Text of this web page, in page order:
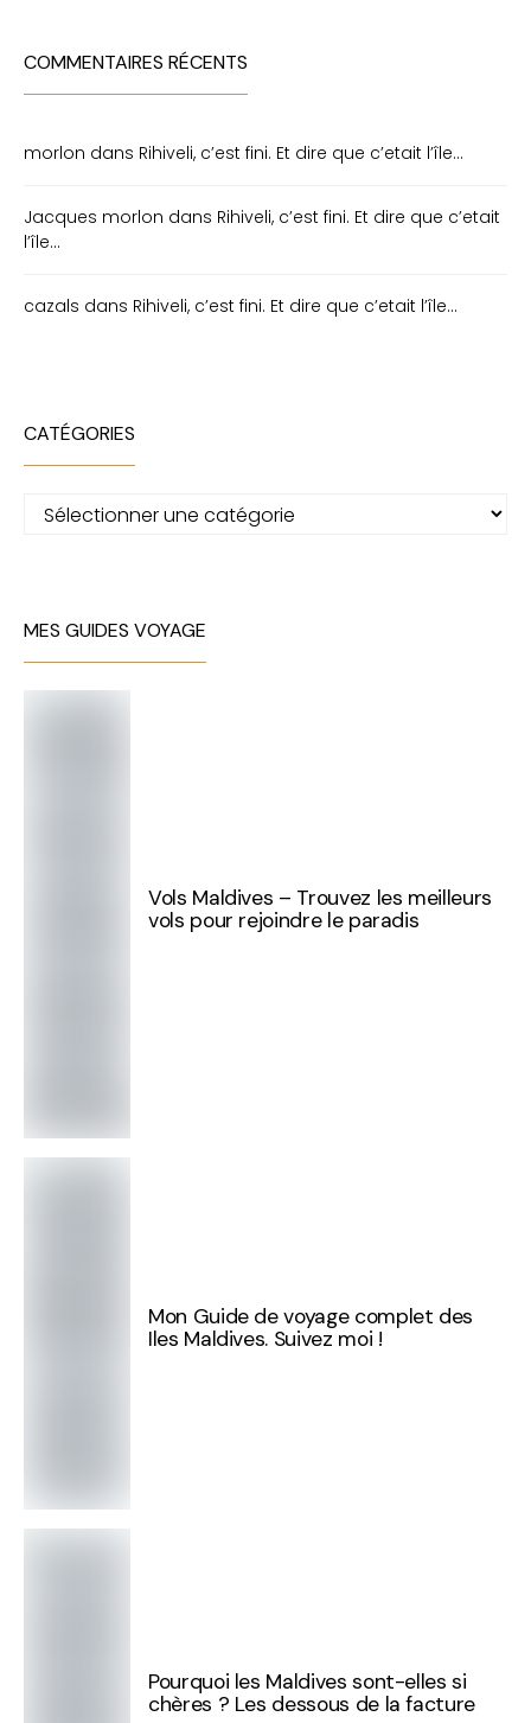
COMMENTAIRES RÉCENTS
morlon dans Rihiveli, c’est fini. Et dire que c’etait l’île…
Jacques morlon dans Rihiveli, c’est fini. Et dire que c’etait
l’île…
cazals dans Rihiveli, c’est fini. Et dire que c’etait l’île…
CATÉGORIES
Catégories
MES GUIDES VOYAGE
Vols Maldives – Trouvez les meilleurs
vols pour rejoindre le paradis
Mon Guide de voyage complet des
Iles Maldives. Suivez moi !
Pourquoi les Maldives sont-elles si
chères ? Les dessous de la facture